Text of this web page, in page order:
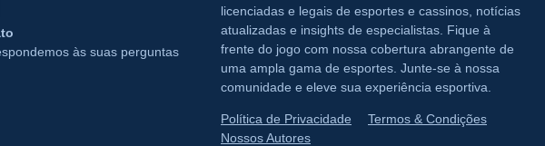
às suas perguntas
licenciadas e legais de esportes e cassinos, notícias
atualizadas e insights de especialistas. Fique à
frente do jogo com nossa cobertura abrangente de
uma ampla gama de esportes. Junte-se à nossa
comunidade e eleve sua experiência esportiva.
Política de Privacidade
Termos & Condições
Nossos Autores